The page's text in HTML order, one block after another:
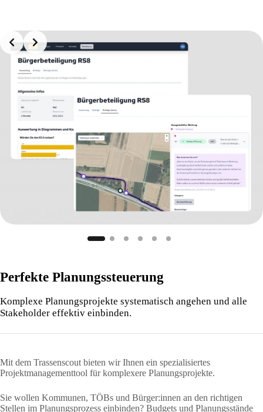
Perfekte Planungssteuerung
Komplexe Planungsprojekte systematisch angehen und alle
Stakeholder effektiv einbinden.
Mit dem Trassenscout bieten wir Ihnen ein spezialisiertes
Projektmanagementtool für komplexere Planungsprojekte.
Sie wollen Kommunen, TÖBs und Bürger:innen an den richtigen
Stellen im Planungsprozess einbinden? Budgets und Planungsstände